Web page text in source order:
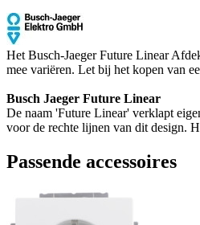
Het Busch-Jaeger Future Linear
mee variëren. Let bij het kopen van
Busch Jaeger Future Linear
De naam 'Future Linear' verklapt
voor de rechte lijnen van dit design.
Passende accessoires